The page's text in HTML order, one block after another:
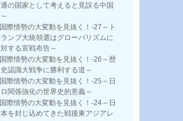
通の国家として考えると見誤る中国
～
国際情勢の大変動を見抜く！-27～ト
ランプ大統領選はグローバリズムに
対する宣戦布告～
国際情勢の大変動を見抜く！-26～歴
史認識大戦争に勝利する道～
国際情勢の大変動を見抜く！-25～日
ロ関係強化の世界史的意義～
国際情勢の大変動を見抜く！-24～日
本を封じ込めてきた戦後東アジアレ